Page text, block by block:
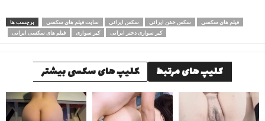
برچسب ها سایت فیلم های سکسی سکس ایرانی سکس خفن ایرانی
فیلم های سکسی
فیلم های سکسی ایرانی
کیر سواری کیر سواری دختر ایرانی
کلیپ های مرتبط کلیپ های سکسی بیشتر